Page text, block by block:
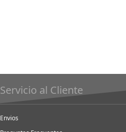
Servicio al Cliente
Envios